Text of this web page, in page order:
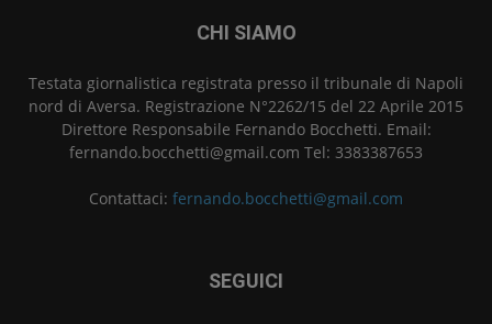
CHI SIAMO
Testata giornalistica registrata presso il tribunale di Napoli
nord di Aversa. Registrazione N°2262/15 del 22 Aprile 2015
Direttore Responsabile Fernando Bocchetti. Email:
fernando.bocchetti@gmail.com Tel: 3383387653
Contattaci: fernando.bocchetti@gmail.com
SEGUICI